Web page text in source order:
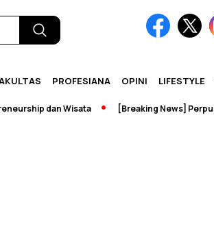
PROFESIANA OPINI LIFESTYLE
dan Wisata [Breaking News]